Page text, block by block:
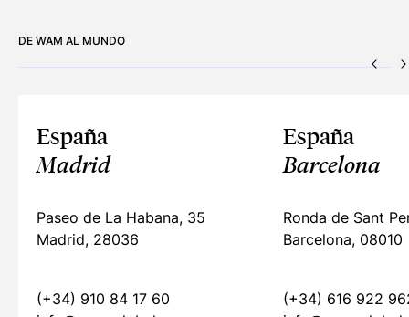
DE WAM AL MUNDO
España
Madrid
Paseo de La Habana, 35
Madrid, 28036
(+34) 910 84 17 60
España
Barcelona
Ronda de Sant
Barcelona, 08010
(+34) 616 922